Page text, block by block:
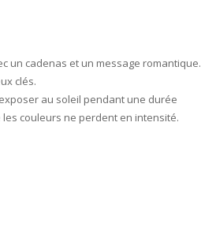
un cadenas et un message romantique.
clés.
au soleil pendant une durée
couleurs ne perdent en intensité.